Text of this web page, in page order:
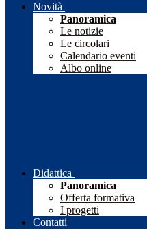
Novità
Panoramica
Le notizie
Le circolari
Calendario eventi
Albo online
Didattica
Panoramica
Offerta formativa
I progetti
Contatti